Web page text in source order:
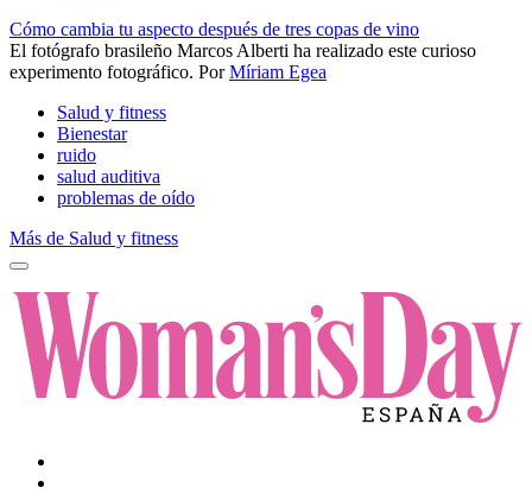
Cómo cambia tu aspecto después de tres copas de vino
El fotógrafo brasileño Marcos Alberti ha realizado este curioso
experimento fotográfico. PorMíriam Egea
Salud y fitness
Bienestar
ruido
salud auditiva
problemas de oído
Más de Salud y fitness